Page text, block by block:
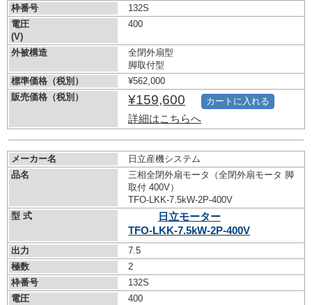
枠番号
132S
電圧
(V)
400
外被構造
全閉外扇型
脚取付型
標準価格（税別）
¥562,000
販売価格（税別）
¥159,600
詳細はこちらへ
カートに入れる
メーカー名
日立産機システム
品名
三相全閉外扇モータ（全閉外扇モータ 脚
取付 400V）
TFO-LKK-7.5kW-2P-400V
型 式
日立モーター
TFO-LKK-7.5kW-2P-400V
出力
7.5
極数
2
枠番号
132S
電圧
400